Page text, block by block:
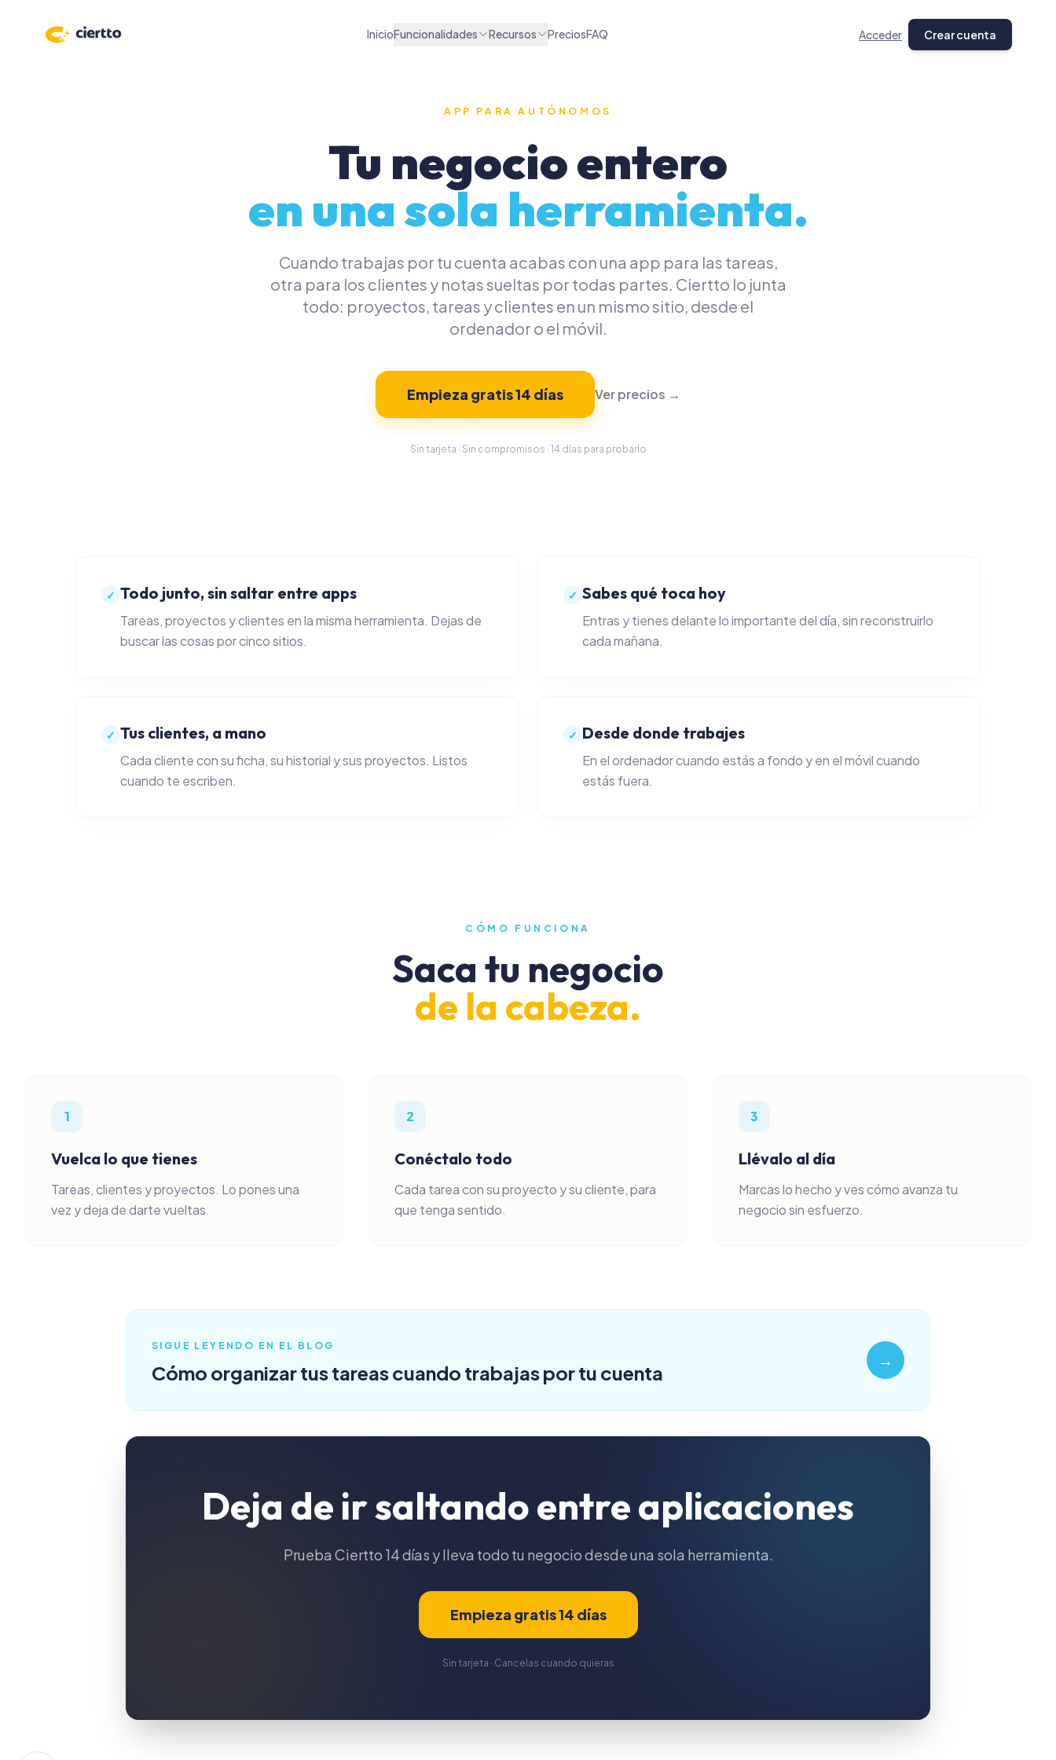
InicioFuncionalidades Recursos PreciosFAQ Acceder Crear cuenta
Formularios y reservas Notas e ideas
APP PARA AUTÓNOMOS
Tu negocio entero
en una sola herramienta.
Cuando trabajas por tu cuenta acabas con una app para las tareas,
otra para los clientes y notas sueltas por todas partes. Ciertto lo junta
todo: proyectos, tareas y clientes en un mismo sitio, desde el
ordenador o el móvil.
Empieza gratis 14 días Ver precios →
Sin tarjeta · Sin compromisos · 14 días para probarlo
✓ Todo junto, sin saltar entre apps
Tareas, proyectos y clientes en la misma herramienta. Dejas de
buscar las cosas por cinco sitios.
✓ Sabes qué toca hoy
Entras y tienes delante lo importante del día, sin reconstruirlo
cada mañana.
✓ Tus clientes, a mano
Cada cliente con su ficha, su historial y sus proyectos. Listos
cuando te escriben.
✓ Desde donde trabajes
En el ordenador cuando estás a fondo y en el móvil cuando
estás fuera.
CÓMO FUNCIONA
Saca tu negocio
de la cabeza.
1
Vuelca lo que tienes
Tareas, clientes y proyectos. Lo pones una
vez y deja de darte vueltas.
2
Conéctalo todo
Cada tarea con su proyecto y su cliente, para
que tenga sentido.
3
Llévalo al día
Marcas lo hecho y ves cómo avanza tu
negocio sin esfuerzo.
SIGUE LEYENDO EN EL BLOG
Cómo organizar tus tareas cuando trabajas por tu cuenta
→
Deja de ir saltando entre aplicaciones
Prueba Ciertto 14 días y lleva todo tu negocio desde una sola herramienta.
Empieza gratis 14 días
Sin tarjeta · Cancelas cuando quieras